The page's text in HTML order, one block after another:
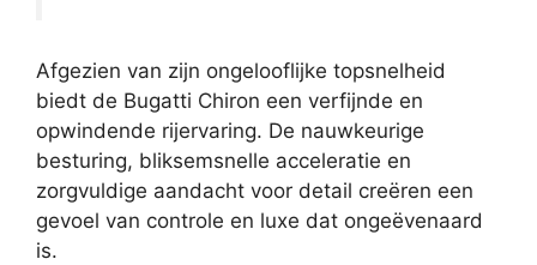
Afgezien van zijn ongelooflijke topsnelheid
biedt de Bugatti Chiron een verfijnde en
opwindende rijervaring. De nauwkeurige
besturing, bliksemsnelle acceleratie en
zorgvuldige aandacht voor detail creëren een
gevoel van controle en luxe dat ongeëvenaard
is.